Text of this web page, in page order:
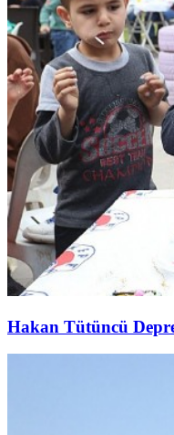
Hakan Tütüncü